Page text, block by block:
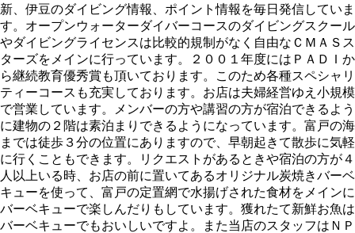
新、伊豆のダイビング情報、ポイント情報を毎日発信していま
す。オープンウォーターダイバーコースのダイビングスクール
やダイビングライセンスは比較的規制がなく自由なＣＭＡＳス
ターズをメインに行っています。２００１年度にはＰＡＤＩか
ら継続教育優秀賞も頂いております。このため各種スペシャリ
ティーコースも充実しております。お店は夫婦経営ゆえ小規模
で営業しています。メンバーの方や講習の方が宿泊できるよう
に建物の２階は素泊まりできるようになっています。富戸の海
までは徒歩３分の位置にありますので、早朝起きて散歩に気軽
に行くこともできます。リクエストがあるときや宿泊の方が４
人以上いる時、お店の前に置いてあるオリジナル炭焼きバーベ
キューを使って、富戸の定置網で水揚げされた食材をメインに
バーベキューで楽しんだりもしています。獲れたて新鮮お魚は
バーベキューでもおいしいですよ。また当店のスタッフはＮＰ